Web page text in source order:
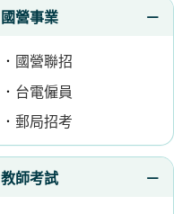
國營事業
． 國營聯招
． 台電僱員
． 郵局招考
教師考試